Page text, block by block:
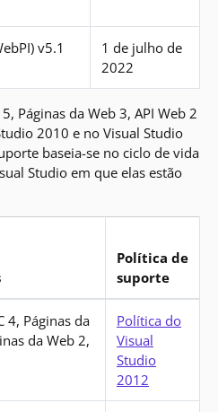
v5.1
1 de julho de
2022
Páginas da Web 3, API Web 2
2010 e no Visual Studio
baseia-se no ciclo de vida
Studio em que elas estão
Política de
suporte
4, Páginas da
da Web 2,
Política do
Visual
Studio
2012